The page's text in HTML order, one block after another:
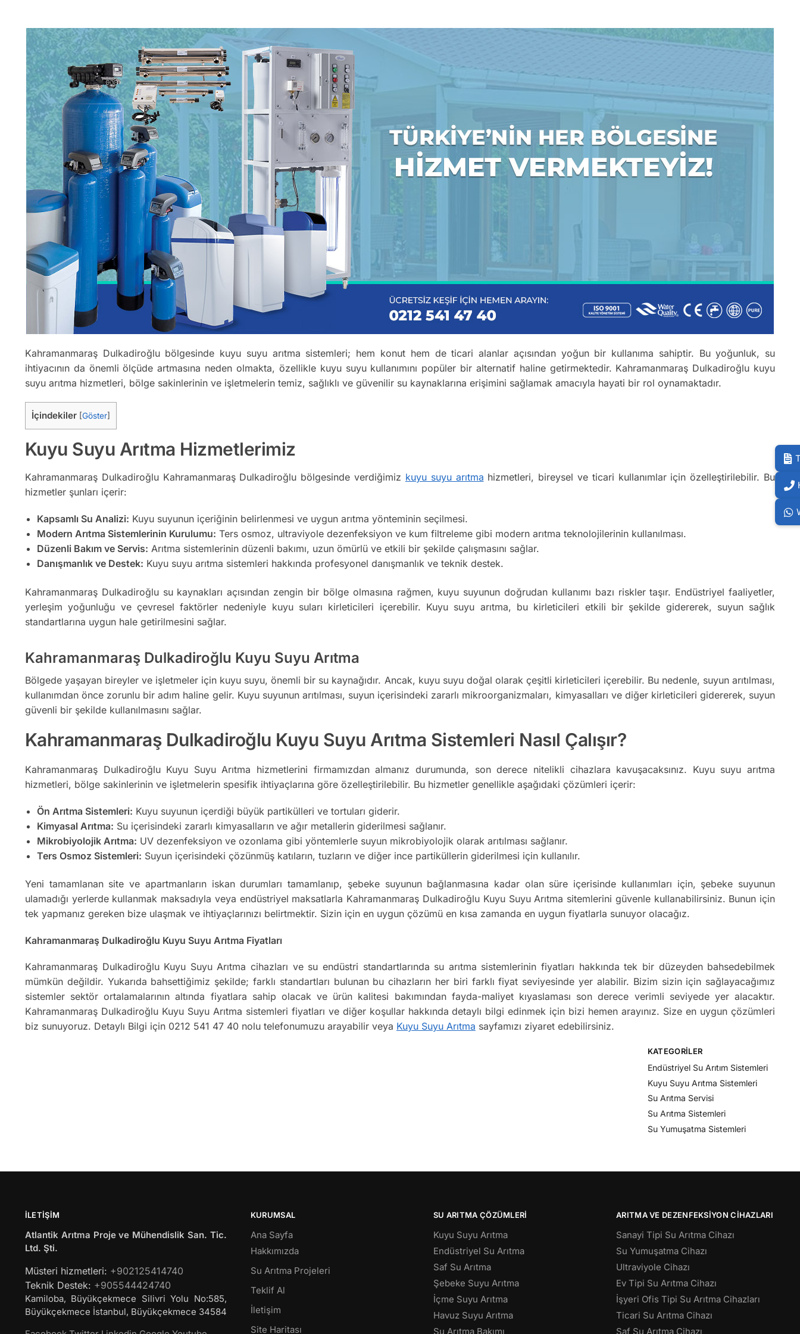
Kahramanmaraş Dulkadiroğlu bölgesinde kuyu suyu arıtma sistemleri; hem konut hem de ticari alanlar açısından yoğun bir kullanıma sahiptir. Bu yoğunluk, su
ihtiyacının da önemli ölçüde artmasına neden olmakta, özellikle kuyu suyu kullanımını popüler bir alternatif haline getirmektedir. Kahramanmaraş Dulkadiroğlu kuyu
suyu arıtma hizmetleri, bölge sakinlerinin ve işletmelerin temiz, sağlıklı ve güvenilir su kaynaklarına erişimini sağlamak amacıyla hayati bir rol oynamaktadır.
İçindekiler [Göster]
Kuyu Suyu Arıtma Hizmetlerimiz
Kahramanmaraş Dulkadiroğlu Kahramanmaraş Dulkadiroğlu bölgesinde verdiğimiz kuyu suyu arıtma hizmetleri, bireysel ve ticari kullanımlar için özelleştirilebilir. Bu
hizmetler şunları içerir:
Kapsamlı Su Analizi: Kuyu suyunun içeriğinin belirlenmesi ve uygun arıtma yönteminin seçilmesi.
Modern Arıtma Sistemlerinin Kurulumu: Ters osmoz, ultraviyole dezenfeksiyon ve kum filtreleme gibi modern arıtma teknolojilerinin kullanılması.
Düzenli Bakım ve Servis: Arıtma sistemlerinin düzenli bakımı, uzun ömürlü ve etkili bir şekilde çalışmasını sağlar.
Danışmanlık ve Destek: Kuyu suyu arıtma sistemleri hakkında profesyonel danışmanlık ve teknik destek.
Kahramanmaraş Dulkadiroğlu su kaynakları açısından zengin bir bölge olmasına rağmen, kuyu suyunun doğrudan kullanımı bazı riskler taşır. Endüstriyel faaliyetler,
yerleşim yoğunluğu ve çevresel faktörler nedeniyle kuyu suları kirleticileri içerebilir. Kuyu suyu arıtma, bu kirleticileri etkili bir şekilde gidererek, suyun sağlık
standartlarına uygun hale getirilmesini sağlar.
Kahramanmaraş Dulkadiroğlu Kuyu Suyu Arıtma
Bölgede yaşayan bireyler ve işletmeler için kuyu suyu, önemli bir su kaynağıdır. Ancak, kuyu suyu doğal olarak çeşitli kirleticileri içerebilir. Bu nedenle, suyun arıtılması,
kullanımdan önce zorunlu bir adım haline gelir. Kuyu suyunun arıtılması, suyun içerisindeki zararlı mikroorganizmaları, kimyasalları ve diğer kirleticileri gidererek, suyun
güvenli bir şekilde kullanılmasını sağlar.
Kahramanmaraş Dulkadiroğlu Kuyu Suyu Arıtma Sistemleri Nasıl Çalışır?
Kahramanmaraş Dulkadiroğlu Kuyu Suyu Arıtma hizmetlerini firmamızdan almanız durumunda, son derece nitelikli cihazlara kavuşacaksınız. Kuyu suyu arıtma
hizmetleri, bölge sakinlerinin ve işletmelerin spesifik ihtiyaçlarına göre özelleştirilebilir. Bu hizmetler genellikle aşağıdaki çözümleri içerir:
Ön Arıtma Sistemleri: Kuyu suyunun içerdiği büyük partikülleri ve tortuları giderir.
Kimyasal Arıtma: Su içerisindeki zararlı kimyasalların ve ağır metallerin giderilmesi sağlanır.
Mikrobiyolojik Arıtma: UV dezenfeksiyon ve ozonlama gibi yöntemlerle suyun mikrobiyolojik olarak arıtılması sağlanır.
Ters Osmoz Sistemleri: Suyun içerisindeki çözünmüş katıların, tuzların ve diğer ince partiküllerin giderilmesi için kullanılır.
Yeni tamamlanan site ve apartmanların iskan durumları tamamlanıp, şebeke suyunun bağlanmasına kadar olan süre içerisinde kullanımları için, şebeke suyunun
ulamadığı yerlerde kullanmak maksadıyla veya endüstriyel maksatlarla Kahramanmaraş Dulkadiroğlu Kuyu Suyu Arıtma sitemlerini güvenle kullanabilirsiniz. Bunun için
tek yapmanız gereken bize ulaşmak ve ihtiyaçlarınızı belirtmektir. Sizin için en uygun çözümü en kısa zamanda en uygun fiyatlarla sunuyor olacağız.
Kahramanmaraş Dulkadiroğlu Kuyu Suyu Arıtma Fiyatları
Kahramanmaraş Dulkadiroğlu Kuyu Suyu Arıtma cihazları ve su endüstri standartlarında su arıtma sistemlerinin fiyatları hakkında tek bir düzeyden bahsedebilmek
mümkün değildir. Yukarıda bahsettiğimiz şekilde; farklı standartları bulunan bu cihazların her biri farklı fiyat seviyesinde yer alabilir. Bizim sizin için sağlayacağımız
sistemler sektör ortalamalarının altında fiyatlara sahip olacak ve ürün kalitesi bakımından fayda-maliyet kıyaslaması son derece verimli seviyede yer alacaktır.
Kahramanmaraş Dulkadiroğlu Kuyu Suyu Arıtma sistemleri fiyatları ve diğer koşullar hakkında detaylı bilgi edinmek için bizi hemen arayınız. Size en uygun çözümleri
biz sunuyoruz. Detaylı Bilgi için 0212 541 47 40 nolu telefonumuzu arayabilir veya Kuyu Suyu Arıtma sayfamızı ziyaret edebilirsiniz.
KATEGORILER
Endüstriyel Su Arıtım Sistemleri
Kuyu Suyu Arıtma Sistemleri
Su Arıtma Servisi
Su Arıtma Sistemleri
Su Yumuşatma Sistemleri
İLETIŞIM
Atlantik Arıtma Proje ve Mühendislik San. Tic.
Ltd. Şti.
Müsteri hizmetleri: +902125414740
Teknik Destek: +905544424740
Kamiloba, Büyükçekmece Silivri Yolu No:585,
Büyükçekmece İstanbul, Büyükçekmece 34584
KURUMSAL
Ana Sayfa
Hakkımızda
Su Arıtma Projeleri
Teklif Al
İletişim
Site Haritası
SU ARITMA ÇÖZÜMLERI
Kuyu Suyu Arıtma
Endüstriyel Su Arıtma
Saf Su Arıtma
Şebeke Suyu Arıtma
İçme Suyu Arıtma
Havuz Suyu Arıtma
Su Arıtma Bakımı
ARITMA VE DEZENFEKSIYON CIHAZLARI
Sanayi Tipi Su Arıtma Cihazı
Su Yumuşatma Cihazı
Ultraviyole Cihazı
Ev Tipi Su Arıtma Cihazı
İşyeri Ofis Tipi Su Arıtma Cihazları
Ticari Su Arıtma Cihazı
Saf Su Arıtma Cihazı